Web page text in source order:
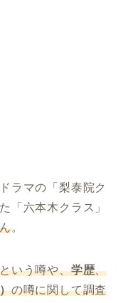
ラマの「梨泰院ク
「六本木クラス」
。
という噂や、学歴、
の噂に関して調査